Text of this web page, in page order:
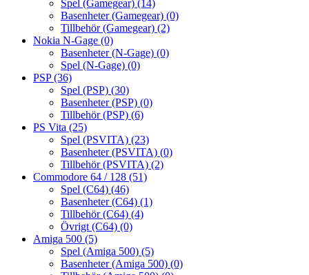
Spel (Gamegear) (14)
Basenheter (Gamegear) (0)
Tillbehör (Gamegear) (2)
Nokia N-Gage (0)
Basenheter (N-Gage) (0)
Spel (N-Gage) (0)
PSP(36)
Spel (PSP) (30)
Basenheter (PSP) (0)
Tillbehör (PSP) (6)
PS Vita (25)
Spel (PSVITA) (23)
Basenheter (PSVITA) (0)
Tillbehör (PSVITA) (2)
Commodore 64 / 128 (51)
Spel (C64) (46)
Basenheter (C64) (1)
Tillbehör (C64) (4)
Övrigt (C64) (0)
Amiga 500 (5)
Spel (Amiga 500) (5)
Basenheter (Amiga 500) (0)